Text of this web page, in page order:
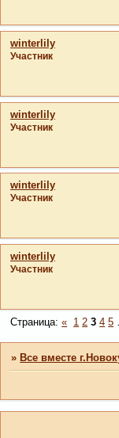
winterlily
Участник
winterlily
Участник
winterlily
Участник
winterlily
Участник
Страница:« 1 2 3 4 5
»Все вместе